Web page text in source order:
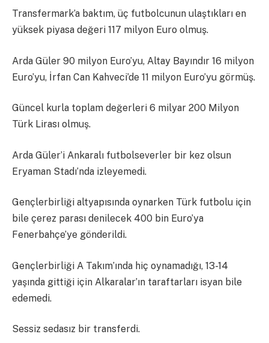
Transfermark’a baktım, üç futbolcunun ulaştıkları en
yüksek piyasa değeri 117 milyon Euro olmuş.
Arda Güler 90 milyon Euro’yu, Altay Bayındır 16 milyon
Euro’yu, İrfan Can Kahveci’de 11 milyon Euro’yu görmüş.
Güncel kurla toplam değerleri 6 milyar 200 Milyon
Türk Lirası olmuş.
Arda Güler’i Ankaralı futbolseverler bir kez olsun
Eryaman Stadı’nda izleyemedi.
Gençlerbirliği altyapısında oynarken Türk futbolu için
bile çerez parası denilecek 400 bin Euro’ya
Fenerbahçe’ye gönderildi.
Gençlerbirliği A Takım’ında hiç oynamadığı, 13-14
yaşında gittiği için Alkaralar’ın taraftarları isyan bile
edemedi.
Sessiz sedasız bir transferdi.